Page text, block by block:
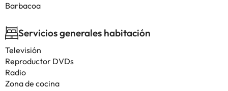
Barbacoa
Servicios generales habitación
Televisión
Reproductor DVDs
Radio
Zona de cocina